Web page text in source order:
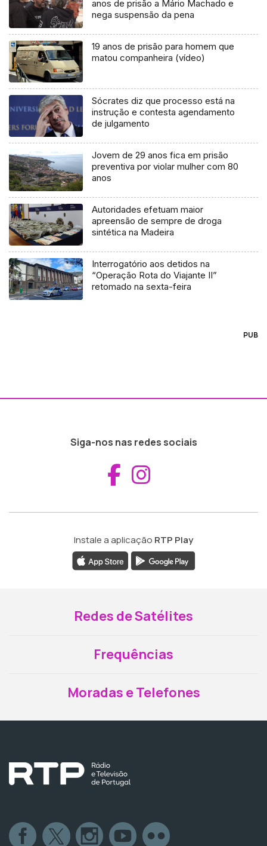
anos de prisão a Mário Machado e
nega suspensão da pena
19 anos de prisão para homem que
matou companheira (vídeo)
Sócrates diz que processo está na
instrução e contesta agendamento
de julgamento
Jovem de 29 anos fica em prisão
preventiva por violar mulher com 80
anos
Autoridades efetuam maior
apreensão de sempre de droga
sintética na Madeira
Interrogatório aos detidos na
“Operação Rota do Viajante II”
retomado na sexta-feira
PUB
Siga-nos nas redes sociais
Aceder ao
Instale a aplicação RTP Play
Redes de Satélites
Frequências
Moradas e Telefones